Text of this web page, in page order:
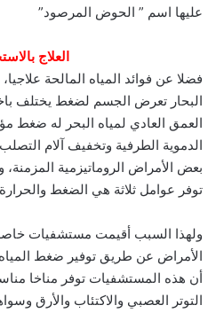
عليها اسم ” الحوض المرصود”
العلاج
فضلا عن فوائد المياه المالحة
البحار تعرض الجسم لضغط يختلف
العمق العادي لمياه البحر له ضغط
الدموية الطرفية وتخفيف آلام
بعض الأمراض الروماتيزمية المزمنة،
توفر عوامل ثلاثة هي الضغط والحرارة
ولهذا السبب أقيمت مستشفيات
الأمراض عن طريق توفير ضغط
أن هذه المستشفيات توفر مناخا
التوتر العصبي والاكتئاب والأرق